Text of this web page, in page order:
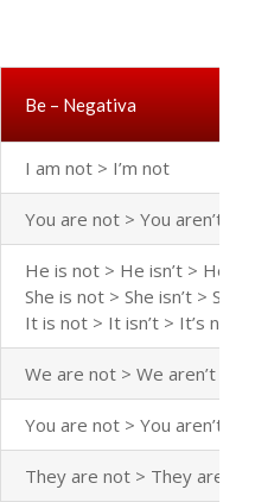
Be – Negativa
I am not > I’m not
You are not > You aren’t /
He is not > He isn’t > He’s
She is not > She isn’t >
It is not > It isn’t > It’s not
We are not > We aren’t /
You are not > You aren’t /
They are not > They aren’t